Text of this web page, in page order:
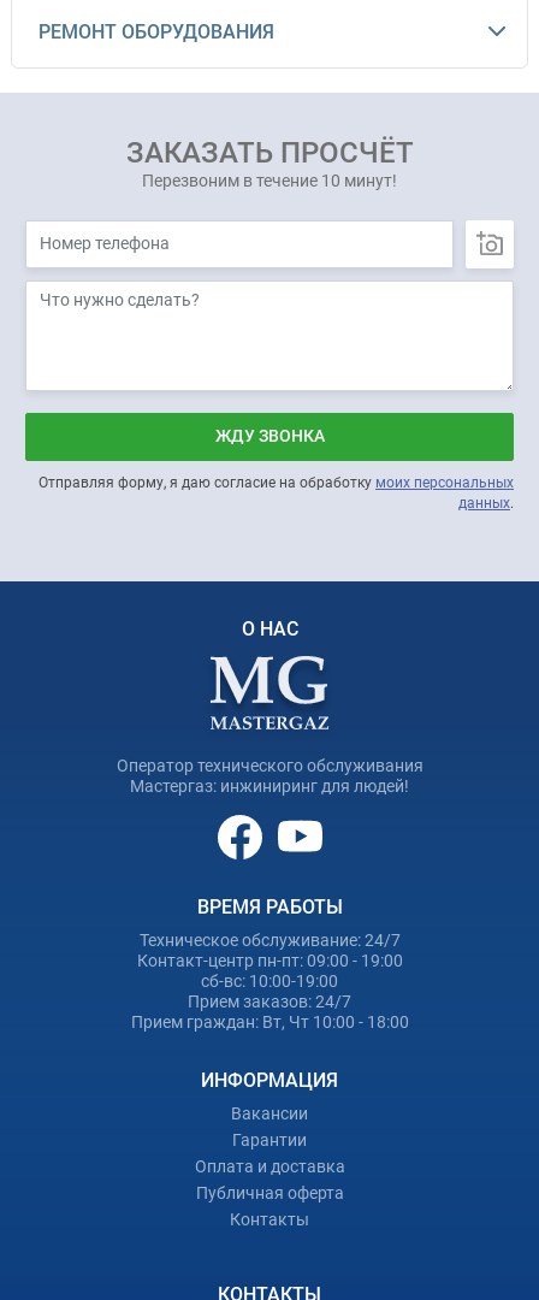
РЕМОНТ ОБОРУДОВАНИЯ
ЗАКАЗАТЬ ПРОСЧЁТ
Перезвоним в течение 10 минут!
ЖДУ ЗВОНКА
Отправляя форму, я даю согласие на обработку моих персональных
данных.
О НАС
Оператор технического обслуживания
Мастергаз: инжиниринг для людей!
ВРЕМЯ РАБОТЫ
Техническое обслуживание: 24/7
Контакт-центр пн-пт: 09:00 - 19:00
сб-вс: 10:00-19:00
Прием заказов: 24/7
Прием граждан: Вт, Чт 10:00 - 18:00
ИНФОРМАЦИЯ
Вакансии
Гарантии
Оплата и доставка
Публичная оферта
Контакты
КОНТАКТЫ